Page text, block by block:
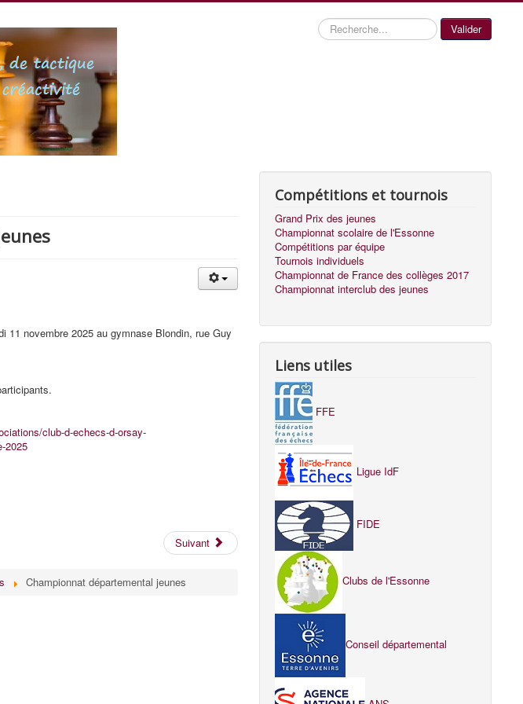
Recherche Valider
11 novembre 2025 au gymnase Blondin, rue Guy
club-d-echecs-d-orsay-
2025
Suivant
Championnat départemental jeunes
Compétitions et tournois
Grand Prix des jeunes
Championnat scolaire de l'Essonne
Compétitions par équipe
Tournois individuels
Championnat de France des collèges 2017
Championnat interclub des jeunes
Liens utiles
FFE
Ligue IdF
FIDE
Clubs de l'Essonne
Conseil départemental